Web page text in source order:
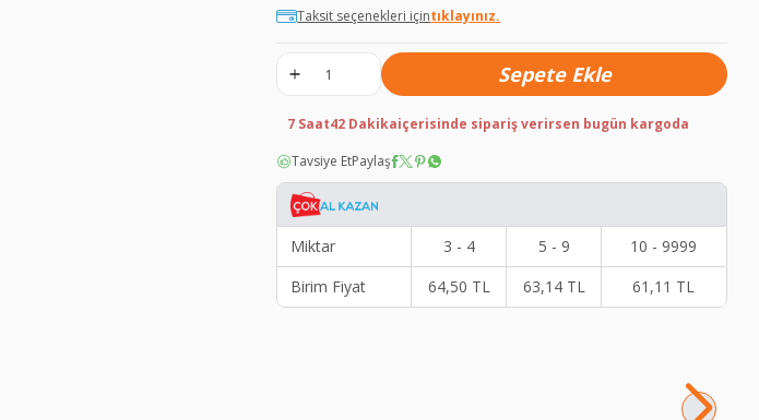
Taksit seçenekleri içintıklayınız.
Sepete Ekle
7 Saat42 Dakikaiçerisinde sipariş verirsen bugün kargoda
Tavsiye EtPaylaş
Miktar 3 - 4 5 - 9
10 - 9999
Birim Fiyat
64,50 TL 63,14 TL 61,11 TL